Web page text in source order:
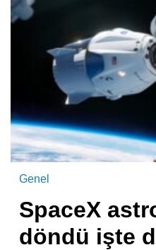
Genel
SpaceX
döndü işte